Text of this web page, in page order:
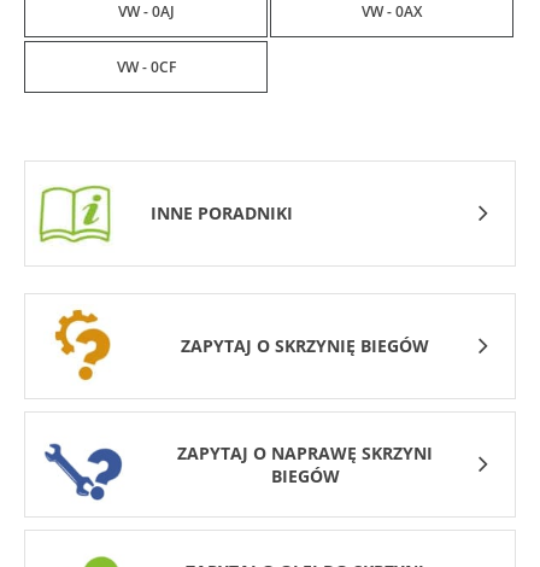
VW - 0AJ VW - 0AX
VW - 0CF
INNE PORADNIKI
ZAPYTAJ O SKRZYNIĘ BIEGÓW
ZAPYTAJ O NAPRAWĘ SKRZYNI
BIEGÓW